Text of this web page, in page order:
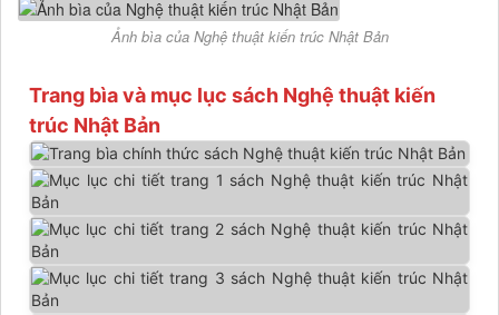
Ảnh bìa của Nghệ thuật kiến trúc Nhật Bản
Trang bìa và mục lục sách Nghệ thuật kiến
trúc Nhật Bản